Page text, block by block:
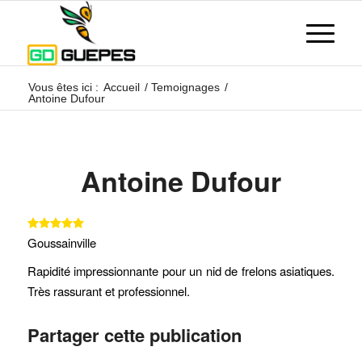
Vous êtes ici : Accueil / Temoignages /
Antoine Dufour
Antoine Dufour
Goussainville
Rapidité impressionnante pour un nid de frelons asiatiques.
Très rassurant et professionnel.
Partager cette publication